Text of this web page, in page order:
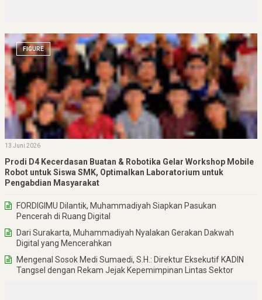
FIGURE
13 Juni 2026
Prodi D4 Kecerdasan Buatan & Robotika Gelar Workshop Mobile
Robot untuk Siswa SMK, Optimalkan Laboratorium untuk
Pengabdian Masyarakat
FORDIGIMU Dilantik, Muhammadiyah Siapkan Pasukan
Pencerah di Ruang Digital
Dari Surakarta, Muhammadiyah Nyalakan Gerakan Dakwah
Digital yang Mencerahkan
Mengenal Sosok Medi Sumaedi, S.H.: Direktur Eksekutif KADIN
Tangsel dengan Rekam Jejak Kepemimpinan Lintas Sektor